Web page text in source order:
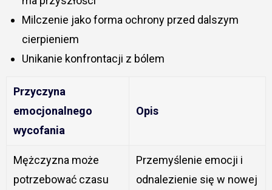
Milczenie jako forma ochrony przed dalszym
cierpieniem
Unikanie konfrontacji z bólem
Przyczyna
emocjonalnego
wycofania
Opis
Mężczyzna może
potrzebować czasu
Przemyślenie emocji i
odnalezienie się w nowej